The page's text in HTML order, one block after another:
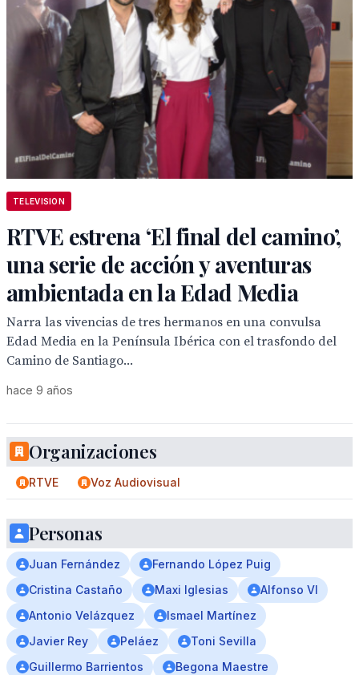
TELEVISION
RTVE estrena ‘El final del camino’,
una serie de acción y aventuras
ambientada en la Edad Media
Narra las vivencias de tres hermanos en una convulsa
Edad Media en la Península Ibérica con el trasfondo del
Camino de Santiago...
hace 9 años
Organizaciones
RTVE Voz Audiovisual
Personas
Juan Fernández
Fernando López Puig
Cristina Castaño
Maxi Iglesias
Alfonso VI
Antonio Velázquez
Ismael Martínez
Javier Rey
Peláez
Toni Sevilla
Guillermo Barrientos
Begona Maestre